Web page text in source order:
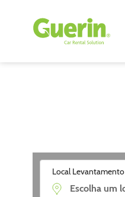
Local Levantamento